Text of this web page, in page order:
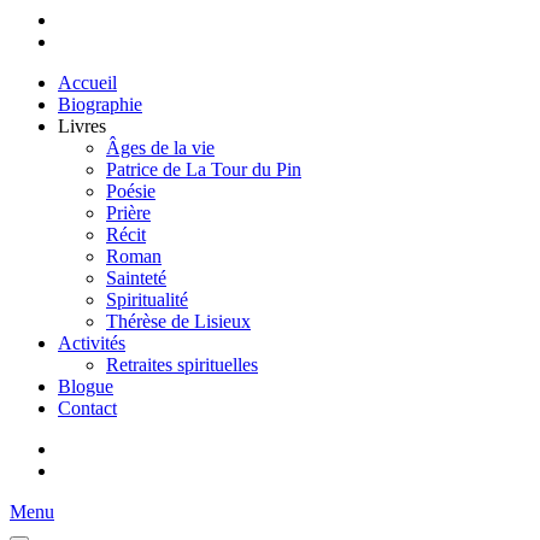
Accueil
Biographie
Livres
Âges de la vie
Patrice de La Tour du Pin
Poésie
Prière
Récit
Roman
Sainteté
Spiritualité
Thérèse de Lisieux
Activités
Retraites spirituelles
Blogue
Contact
Menu